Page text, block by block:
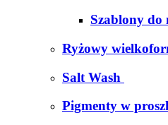
Szablony do
Ryżowy
Salt Wash
Pigmenty w